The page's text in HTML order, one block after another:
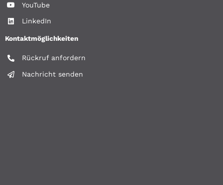
YouTube
LinkedIn
Kontaktmöglichkeiten
Rückruf anfordern
Nachricht senden